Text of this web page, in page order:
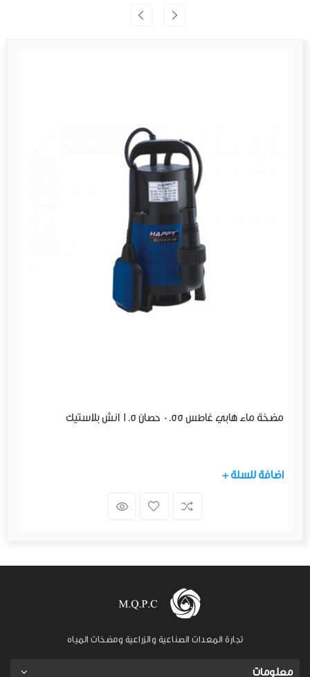
مضخة ماء هابي غاطس 0.55 حصان 1.5 انش بلاستيك
+ اضافة للسلة
تجارة المعدات الصناعية والزراعية ومضخات المياه
معلومات